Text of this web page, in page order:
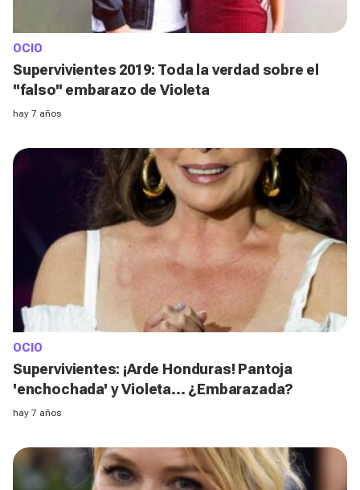
OCIO
Supervivientes 2019: Toda la verdad sobre el
''falso'' embarazo de Violeta
hay 7 años
OCIO
Supervivientes: ¡Arde Honduras! Pantoja
'enchochada' y Violeta... ¿Embarazada?
hay 7 años